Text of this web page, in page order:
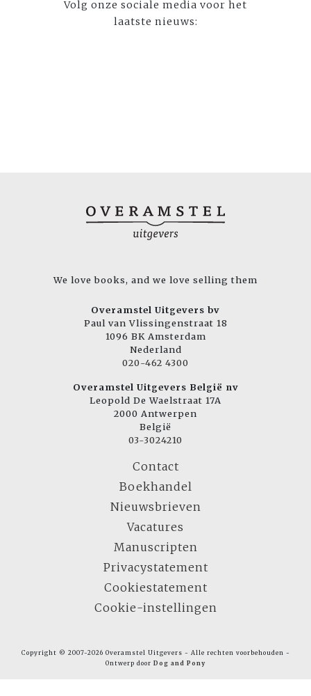
Volg onze sociale media voor het
laatste nieuws:
We love books, and we love selling them
Overamstel Uitgevers bv
Paul van Vlissingenstraat 18
1096 BK Amsterdam
Nederland
020-462 4300
Overamstel Uitgevers België nv
Leopold De Waelstraat 17A
2000 Antwerpen
België
03-3024210
Contact
Boekhandel
Nieuwsbrieven
Vacatures
Manuscripten
Privacystatement
Cookiestatement
Cookie-instellingen
Copyright © 2007-2026 Overamstel Uitgevers - Alle rechten voorbehouden -
Ontwerp door Dog and Pony